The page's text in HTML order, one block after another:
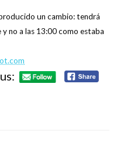
un cambio: tendrá
y no a las 13:00 como estaba